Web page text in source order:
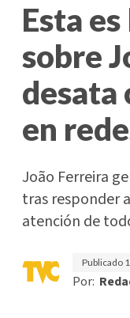
Esta
sobre
desata
en
João Ferreira
tras responder
atención de
Publicado
Por: